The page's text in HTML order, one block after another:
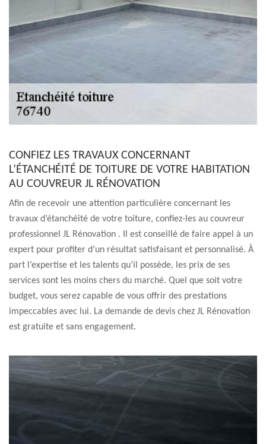
CONFIEZ LES TRAVAUX CONCERNANT
L’ÉTANCHÉITÉ DE TOITURE DE VOTRE HABITATION
AU COUVREUR JL RÉNOVATION
Afin de recevoir une attention particulière concernant les
travaux d’étanchéité de votre toiture, confiez-les au couvreur
professionnel JL Rénovation . Il est conseillé de faire appel à un
expert pour profiter d’un résultat satisfaisant et personnalisé. À
part l’expertise et les talents qu’il possède, les prix de ses
services sont les moins chers du marché. Quel que soit votre
budget, vous serez capable de vous offrir des prestations
impeccables avec lui. La demande de devis chez JL Rénovation
est gratuite et sans engagement.